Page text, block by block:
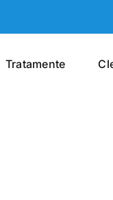
Tratamente